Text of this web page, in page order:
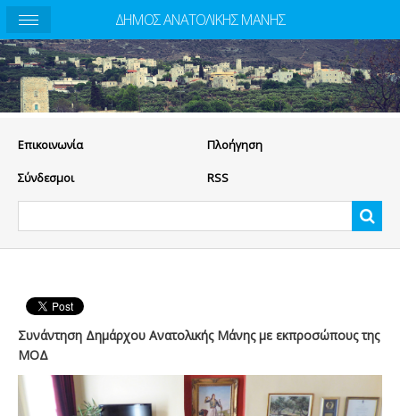
Eπικοινωνία Πλοήγηση
Σύνδεσμοι RSS
Συνάντηση Δημάρχου Ανατολικής Μάνης με εκπροσώπους της
ΜΟΔ
ΔΗΜΟΣ ΑΝΑΤΟΛΙΚΗΣ ΜΑΝΗΣ